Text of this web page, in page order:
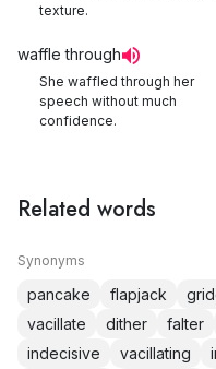
texture.
waffle through
She waffled through her
speech without much
confidence.
Related words
Synonyms
pancake flapjack
vacillate
dither falter
indecisive
vacillating